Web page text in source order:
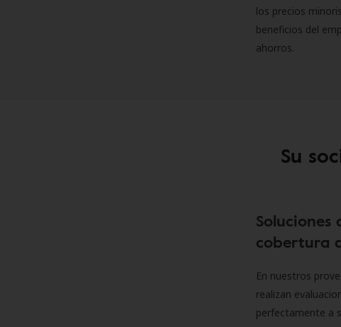
los precios
beneficios del
ahorros.
Su
cobertura
En nuestros
realizan
perfectamente a